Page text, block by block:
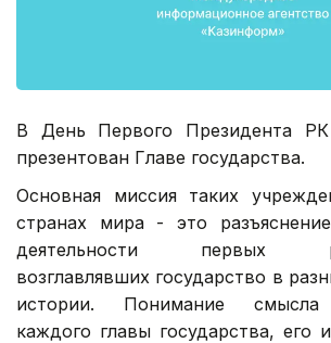
В День Первого Президента
презентован Главе государства.
Основная миссия таких
странах мира - это
деятельности первых
возглавлявших государство в
истории. Понимание смысла
каждого главы государства, его